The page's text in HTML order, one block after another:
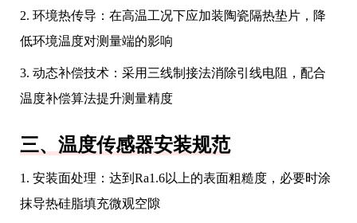
2. 环境热传导：在高温工况下应加装陶瓷隔热垫片，降
低环境温度对测量端的影响
3. 动态补偿技术：采用三线制接法消除引线电阻，配合
温度补偿算法提升测量精度
三、温度传感器安装规范
1. 安装面处理：达到Ra1.6以上的表面粗糙度，必要时涂
抹导热硅脂填充微观空隙